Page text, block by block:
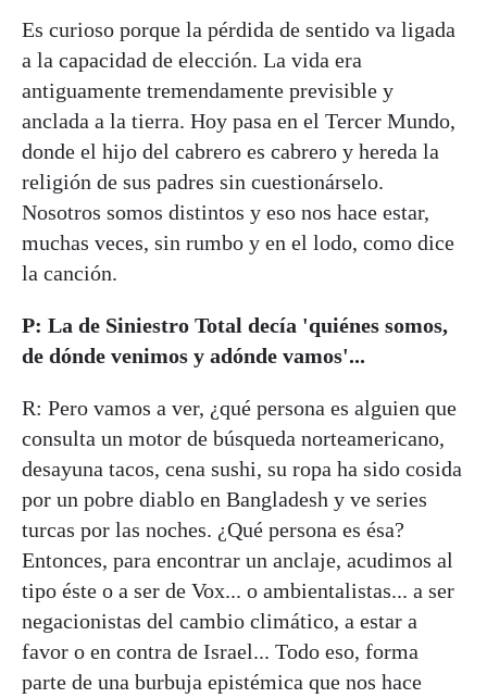
Es curioso porque la pérdida de sentido va ligada
a la capacidad de elección. La vida era
antiguamente tremendamente previsible y
anclada a la tierra. Hoy pasa en el Tercer Mundo,
donde el hijo del cabrero es cabrero y hereda la
religión de sus padres sin cuestionárselo.
Nosotros somos distintos y eso nos hace estar,
muchas veces, sin rumbo y en el lodo, como dice
la canción.
P: La de Siniestro Total decía 'quiénes somos,
de dónde venimos y adónde vamos'...
R: Pero vamos a ver, ¿qué persona es alguien que
consulta un motor de búsqueda norteamericano,
desayuna tacos, cena sushi, su ropa ha sido cosida
por un pobre diablo en Bangladesh y ve series
turcas por las noches. ¿Qué persona es ésa?
Entonces, para encontrar un anclaje, acudimos al
tipo éste o a ser de Vox... o ambientalistas... a ser
negacionistas del cambio climático, a estar a
favor o en contra de Israel... Todo eso, forma
parte de una burbuja epistémica que nos hace